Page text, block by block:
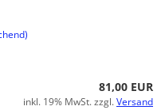
81,00 EUR
inkl. 19% MwSt. zzgl.Versand